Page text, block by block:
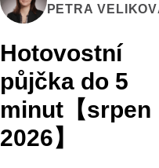
PETRA
Hotovostní
půjčka do 5
minut【srpen
2026】